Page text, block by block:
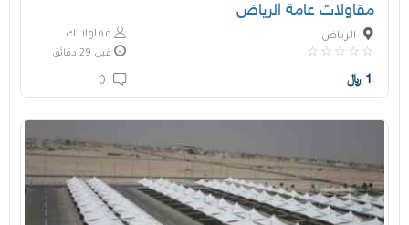
مقاولات عامة الرياض
مقاولاتك الرياض
قبل 29 دقائق
1 ﷼